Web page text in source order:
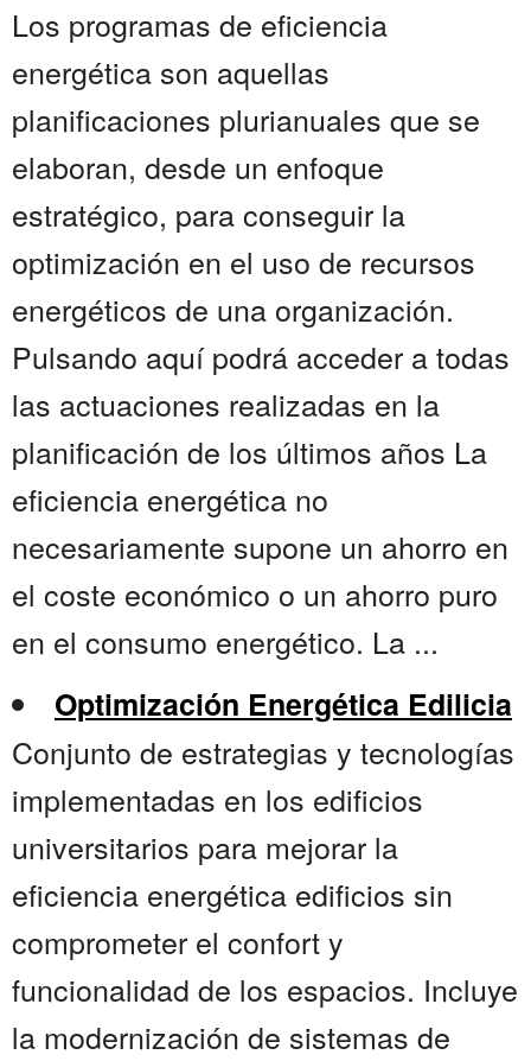
Los programas de eficiencia
energética son aquellas
planificaciones plurianuales que se
elaboran, desde un enfoque
estratégico, para conseguir la
optimización en el uso de recursos
energéticos de una organización.
Pulsando aquí podrá acceder a todas
las actuaciones realizadas en la
planificación de los últimos años La
eficiencia energética no
necesariamente supone un ahorro en
el coste económico o un ahorro puro
en el consumo energético. La ...
Optimización Energética Edilicia
Conjunto de estrategias y tecnologías
implementadas en los edificios
universitarios para mejorar la
eficiencia energética edificios sin
comprometer el confort y
funcionalidad de los espacios. Incluye
la modernización de sistemas de